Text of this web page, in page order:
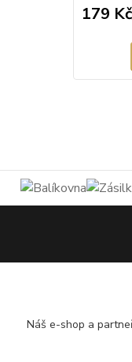
179 Kč
Náš e-shop a